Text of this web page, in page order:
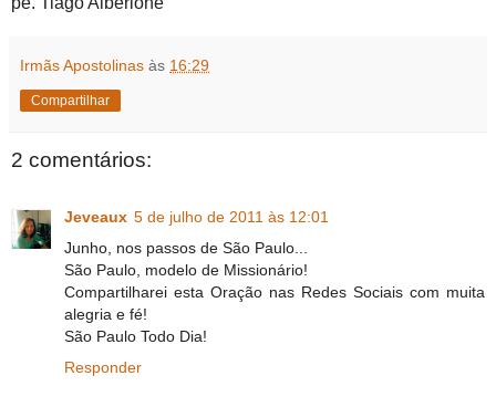
Irmãs Apostolinas às 16:29
Compartilhar
2 comentários:
Jeveaux 5 de julho de 2011 às 12:01
Junho, nos passos de São Paulo...
São Paulo, modelo de Missionário!
Compartilharei esta Oração nas Redes Sociais com muita
alegria e fé!
São Paulo Todo Dia!
Responder